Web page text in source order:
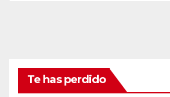
Te has perdido